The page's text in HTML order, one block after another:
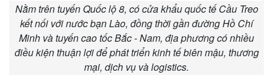
Nằm trên tuyến Quốc lộ 8, có cửa khẩu quốc tế Cầu Treo
kết nối với nước bạn Lào, đồng thời gần đường Hồ Chí
Minh và tuyến cao tốc Bắc - Nam, địa phương có nhiều
điều kiện thuận lợi để phát triển kinh tế biên mậu, thương
mại, dịch vụ và logistics.